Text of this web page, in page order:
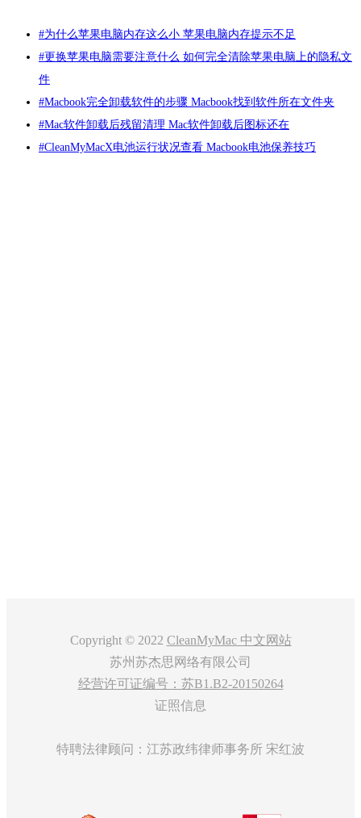
存数据以及其他不再需要的文件。这些垃圾文件不仅会占用宝贵的硬
盘空间，还可能导致系统运行缓慢。幸运的是，有多种方法可以解决
这个问题，其中使用CleanMyMac是一种简单而有效的方式。下面将为
大家演示如何使用CleanMyMac清理MacBook Pro系统垃圾的详细步
1、在中文网站“https://www.mycleanmymac.com/xiazai.html”中下载并按
图4：进入系统清理选项
3、点击“扫描”按钮，CleanMyMac会自动扫描你的系统，查找无用的文
#为什么苹果电脑内存这么小 苹果电脑内存提示不足
#更换苹果电脑需要注意什么 如何完全清除苹果电脑上的隐私文
件
#Macbook完全卸载软件的步骤 Macbook找到软件所在文件夹
#Mac软件卸载后残留清理 Mac软件卸载后图标还在
#CleanMyMacX电池运行状况查看 Macbook电池保养技巧
Copyright © 2022 CleanMyMac 中文网站
苏州苏杰思网络有限公司
经营许可证编号：苏B1.B2-20150264
证照信息
特聘法律顾问：江苏政纬律师事务所 宋红波